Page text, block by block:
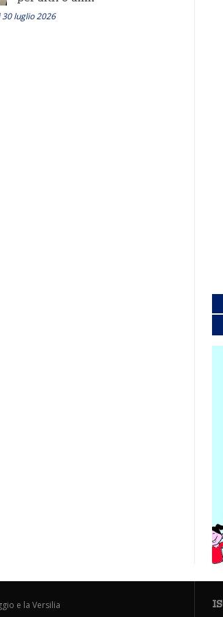
30 luglio 2026
e la Versilia